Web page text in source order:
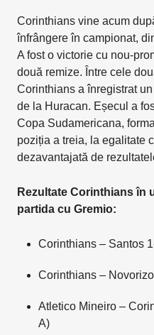
Corinthians vine acum
înfrângere în campionat,
A fost o victorie cu nou-
două remize. Între cele
Corinthians a înregistrat
de la Huracan. Eșecul a
Copa Sudamericana,
poziția a treia, la egalitate
dezavantajată de
Rezultate Corinthians în
partida cu Gremio:
Corinthians – Santos
Corinthians –
Atletico Mineiro –
A)